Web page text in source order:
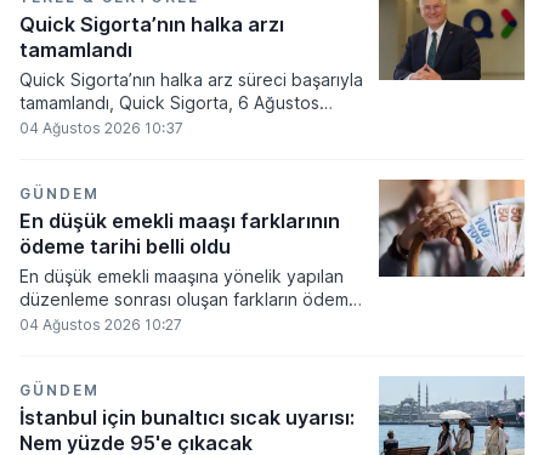
yapıldığı görüldü.
Quick Sigorta’nın halka arzı
tamamlandı
Quick Sigorta’nın halka arz süreci başarıyla
tamamlandı, Quick Sigorta, 6 Ağustos
tarihinde “QUICK” işlem koduyla Borsa
Sigorta’nın paylarının halka arzına ilişkin
talep toplama işlemleri, 29-30-31 Temmuz
2026 tarihleri arasında gerçekleşti. Quick
halka arz fiyatı 76,60 TL olarak belirlendi
ve 48.312.950 TL nominal değerli payların
satışı sonucunda halka arz büyüklüğü
04 Ağustos 2026 10:37
GÜNDEM
En düşük emekli maaşı farklarının
ödeme tarihi belli oldu
En düşük emekli maaşına yönelik yapılan
düzenleme sonrası oluşan farkların ödeme
takvimi resmiyet kazandı. Hak sahiplerinin
04 Ağustos 2026 10:27
GÜNDEM
İstanbul için bunaltıcı sıcak uyarısı:
Nem yüzde 95'e çıkacak